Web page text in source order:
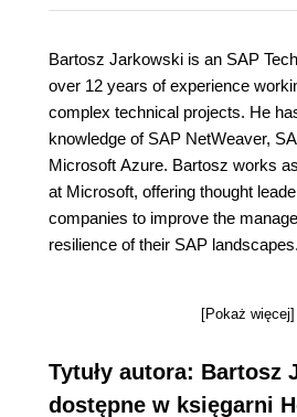
Bartosz Jarkowski is an SAP
over 12 years of experience
complex technical projects. He
knowledge of SAP NetWeaver,
Microsoft Azure. Bartosz works
at Microsoft, offering thought
companies to improve the
resilience of their SAP landscapes.
[Pokaż więcej]
Tytuły autora: Bartosz
dostępne w księgarni